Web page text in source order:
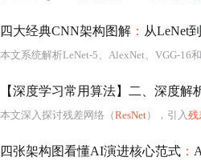
四大经典CNN架构图解 ： 从LeNet到
本文系统解析LeNet-5、AlexNet、VGG-16和
【深度学习常用算法】二、深度解
本文深入探讨残差网络（ResNet），引入残
四张架构图看懂AI演进核心范式 ：